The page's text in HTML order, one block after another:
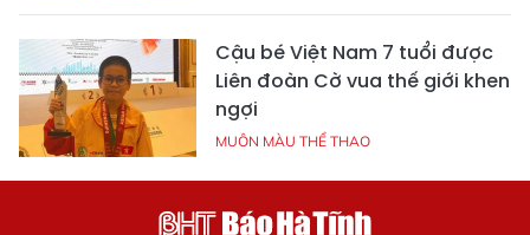
Cậu bé Việt Nam 7 tuổi được
Liên đoàn Cờ vua thế giới khen
ngợi
MUÔN MÀU THỂ THAO